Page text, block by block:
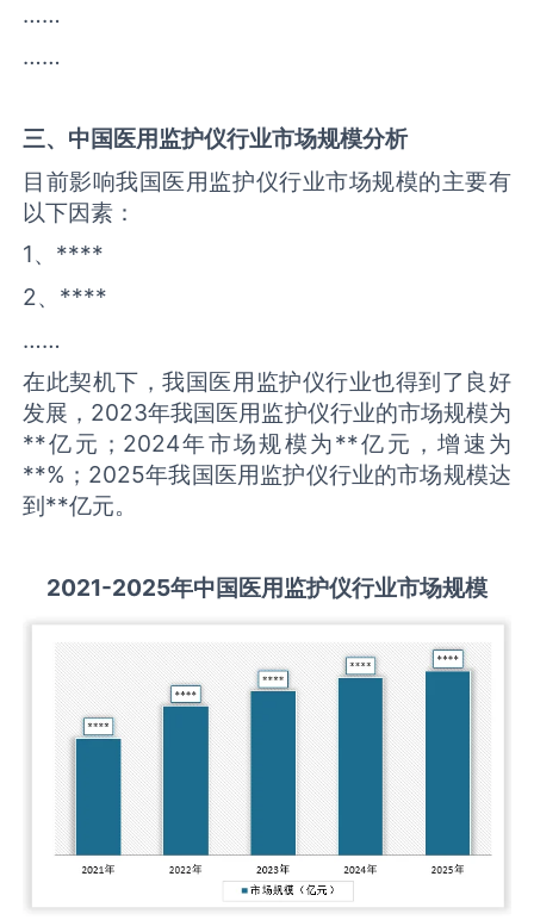
……
……
三、中国医用监护仪行业市场规模分析
目前影响我国医用监护仪行业市场规模的主要有
以下因素：
1、****
2、****
……
在此契机下，我国医用监护仪行业也得到了良好
发展，2023年我国医用监护仪行业的市场规模为
**亿元；2024年市场规模为**亿元，增速为
**%；2025年我国医用监护仪行业的市场规模达
到**亿元。
2021-2025年中国医用监护仪行业市场规模